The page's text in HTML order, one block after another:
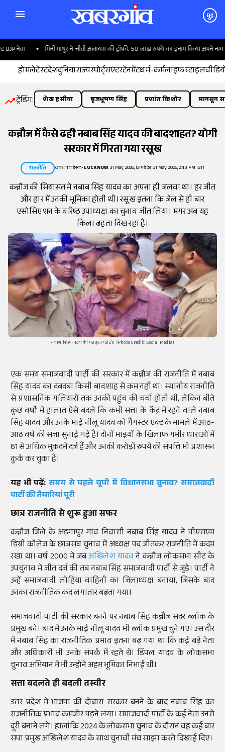
मूड
नेता मिनी माथुर ने जीती अलायंस की ट्रॉफी, 50 लाख रुपये का इनाम किया अपने नाम
होमलेटेस्टदेशदुनियाराज्यस्पोर्ट्सएंटरटेनमेंटधर्म-कर्मलाइफस्टाइल
ट्रेंडिंग: शेख हसीना बृजभूषण सिंह प्रशांत किशोर मानसून
कन्नौज में कैसे ढही नबाब सिंह यादव की बादशाहत? योगी
सरकार में गिरता गया रसूख
राजनीति खबरगांव डेस्क•LUCKNOW31 May 2026, (अपडेटेड 31 May 2026, 2:43 PM IST)
कन्नौज की सियासत में नबाब सिंह यादव का अपना ही जलवा था। हर जीत
और हार में उनकी भूमिका होती थी। रसूख इतना कि जेल से ही बार
एसोसिएशन के वरिष्ठ उपाध्यक्ष का चुनाव जीत लिया। मगर अब यह
किला ढहता दिख रहा है।
नबाब सिंह यादव की फाइल फोटो। (Photo Credit: Social Media)
एक समय समाजवादी पार्टी की सरकार में कन्नौज की राजनीति में नबाब
सिंह यादव का दबदबा किसी बादशाह से कम नहीं था। स्थानीय राजनीति
से प्रशासनिक गलियारों तक उनकी पहुंच की चर्चा होती थी, लेकिन बीते
कुछ वर्षों में हालात ऐसे बदले कि कभी सत्ता के केंद्र में रहने वाले नबाब
सिंह यादव और उनके भाई नीलू यादव को गैंगस्टर एक्ट के मामले में आठ-
आठ वर्ष की सजा सुनाई गई है। दोनों भाइयों के खिलाफ गंभीर धाराओं में
61 से अधिक मुकदमे दर्ज हैं और उनकी करोड़ों रुपये की संपत्ति भी प्रशासन
कुर्क कर चुका है।
यह भी पढ़ें: समय से पहले यूपी में विधानसभा चुनाव? समाजवादी
पार्टी की तैयारियां पूरी
छात्र राजनीति से शुरू हुआ सफर
कन्नौज जिले के अड़गापुर गांव निवासी नबाब सिंह यादव ने पीएसएम
डिग्री कॉलेज के छात्रसंघ चुनाव में अध्यक्ष पद जीतकर राजनीति में कदम
रखा था। वर्ष 2000 में जबअखिलेश यादवने कन्नौज लोकसभा सीट के
उपचुनाव में जीत दर्ज की तब नबाब सिंह समाजवादी पार्टी से जुड़े। पार्टी ने
उन्हें समाजवादी लोहिया वाहिनी का जिलाध्यक्ष बनाया, जिसके बाद
उनका राजनीतिक कद लगातार बढ़ता गया।
समाजवादी पार्टी की सरकार बनने पर नबाब सिंह कन्नौज सदर ब्लॉक के
प्रमुख बने। बाद में उनके भाई नीलू यादव भी ब्लॉक प्रमुख चुने गए। उस दौर
में नबाब सिंह का राजनीतिक प्रभाव इतना बढ़ गया था कि कई बड़े नेता
और अधिकारी भी उनके संपर्क में रहते थे। डिंपल यादव के लोकसभा
चुनाव अभियान में भी उन्होंने अहम भूमिका निभाई थी।
सत्ता बदलते ही बदली तस्वीर
उत्तर प्रदेश में भाजपा की दोबारा सरकार बनने के बाद नबाब सिंह का
राजनीतिक प्रभाव कमजोर पड़ने लगा। समाजवादी पार्टी के कई नेता उनसे
दूरी बनाने लगे। हालांकि 2024 के लोकसभा चुनाव के दौरान वह कई बार
सपा प्रमुख अखिलेश यादव के साथ चुनावी मंच साझा करते दिखाई दिए।